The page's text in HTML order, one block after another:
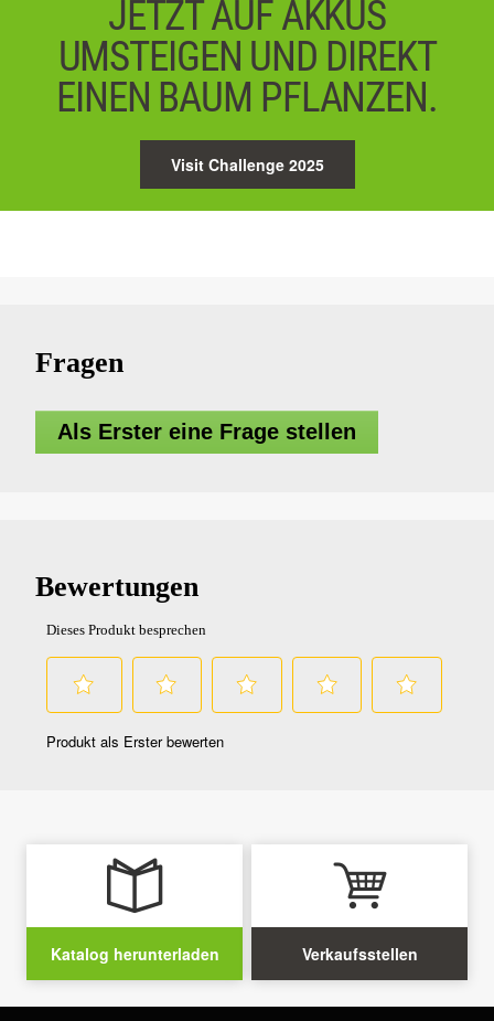
JETZT AUF AKKUS
UMSTEIGEN UND DIREKT
EINEN BAUM PFLANZEN.
Visit Challenge 2025
Fragen
Als Erster eine Frage stellen
Katalog herunterladen Verkaufsstellen